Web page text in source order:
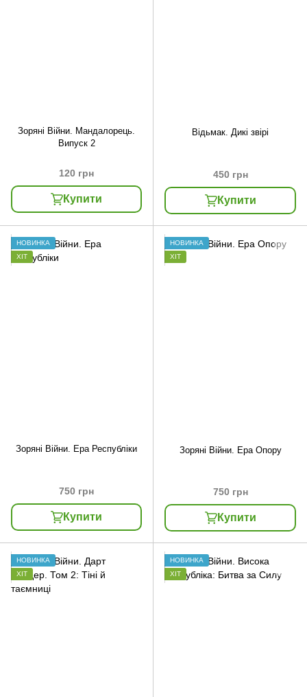
Зоряні Війни. Мандалорець.
Випуск 2
120 грн
Купити
Відьмак. Дикі звірі
450 грн
Купити
НОВИНКА
ХІТ
Зоряні Війни. Ера Республіки
750 грн
Купити
НОВИНКА
ХІТ
Зоряні Війни. Ера Опору
750 грн
Купити
НОВИНКА
ХІТ
НОВИНКА
ХІТ